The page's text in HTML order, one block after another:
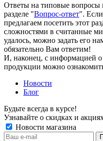
Ответы на типовые вопросы
разделе "Вопрос-ответ".
предлагаем посетить этот
сложностями в считанные
удалось, можно задать его
обязательно Вам ответим!
И, наконец, с информацией
продукции можно
Новости
Блог
Будьте всегда в курсе!
Узнавайте о скидках и
Новости магазина